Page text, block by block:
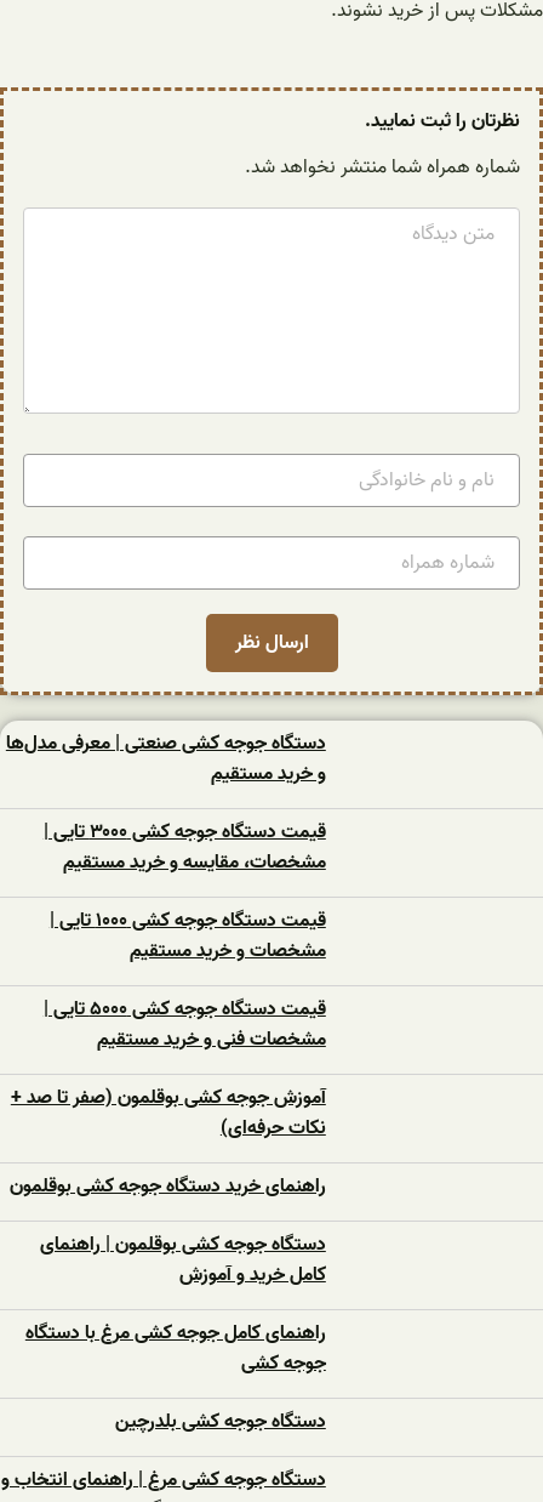
مشکلات پس از خرید نشوند.
نظرتان را ثبت نمایید.
شماره همراه شما منتشر نخواهد شد.
دستگاه جوجه کشی صنعتی | معرفی مدل‌ها
و خرید مستقیم
قیمت دستگاه جوجه کشی ۳۰۰۰ تایی |
مشخصات، مقایسه و خرید مستقیم
قیمت دستگاه جوجه کشی ۱۰۰۰ تایی |
مشخصات و خرید مستقیم
قیمت دستگاه جوجه کشی ۵۰۰۰ تایی |
مشخصات فنی و خرید مستقیم
آموزش جوجه کشی بوقلمون (صفر تا صد +
نکات حرفه‌ای)
راهنمای خرید دستگاه جوجه کشی بوقلمون
دستگاه جوجه کشی بوقلمون | راهنمای
کامل خرید و آموزش
راهنمای کامل جوجه کشی مرغ با دستگاه
جوجه کشی
دستگاه جوجه‌ کشی بلدرچین
دستگاه جوجه‌ کشی مرغ | راهنمای انتخاب و